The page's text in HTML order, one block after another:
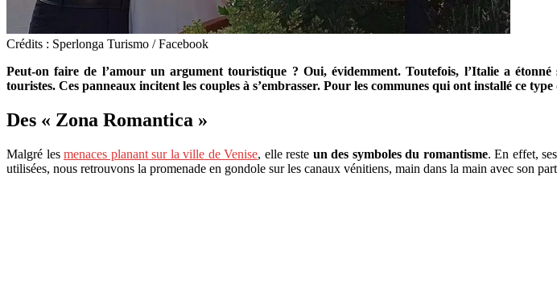
Crédits : Sperlonga Turismo / Facebook
Peut-on faire de l’amour un argument touristique ? Oui, évidemment. Toutefois, l’Italie a
touristes. Ces panneaux incitent les couples à s’embrasser. Pour les communes qui ont installé ce
Des « Zona Romantica »
Malgré lesmenaces planant sur la ville de Venise, elle reste un des symboles du romantisme. En effet, ses
utilisées, nous retrouvons la promenade en gondole sur les canaux vénitiens, main dans la main avec son